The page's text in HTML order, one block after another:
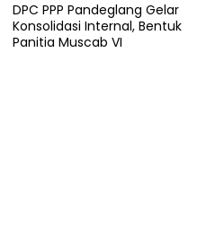
DPC PPP Pandeglang Gelar
Konsolidasi Internal, Bentuk
Panitia Muscab VI